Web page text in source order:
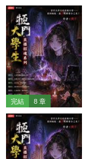
完結 8 章